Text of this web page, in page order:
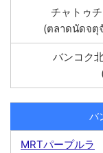
チャトゥ
(ตลาดนัดจตุ
バンコク
バ
MRTパープルラ